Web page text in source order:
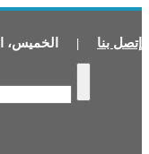
إتصل بنا | الخميس،